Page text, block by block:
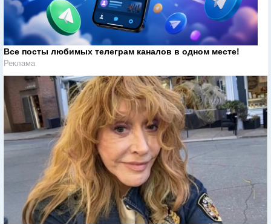
Все посты любимых телеграм каналов в одном месте!
Реклама